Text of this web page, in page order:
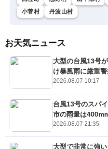
小菅村
丹波山村
お天気ニュース
大型の台風13号
け暴風雨に厳重
2026.08.07 10:17
台風13号のスパ
市の雨量は
2026.08.07 21:35
大型で非常に強